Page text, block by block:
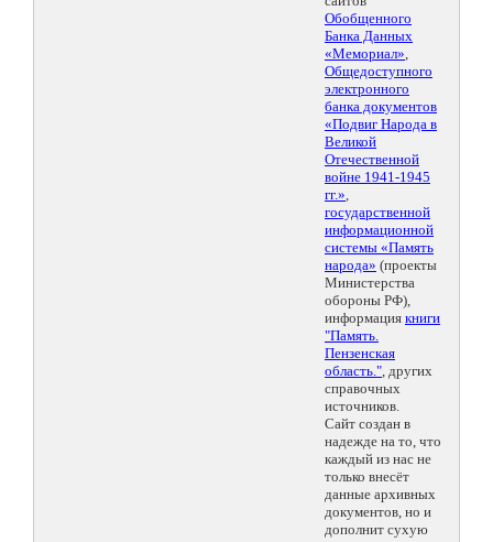
Обобщенного
Банка Данных
«Мемориал»,
Общедоступного
электронного
банка документов
«Подвиг Народа в
Великой
Отечественной
войне 1941-1945
гг.»,
государственной
информационной
системы «Память
народа» (проекты
Министерства
обороны РФ),
информация книги
"Память.
Пензенская
область.", других
справочных
источников.
Сайт создан в
надежде на то, что
каждый из нас не
только внесёт
данные архивных
документов, но и
дополнит сухую